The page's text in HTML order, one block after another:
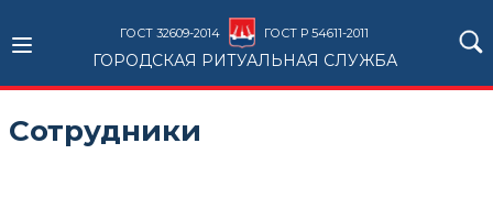
ГОСТ 32609-2014 ГОСТ Р 54611-2011
ГОРОДСКАЯ РИТУАЛЬНАЯ СЛУЖБА
Сотрудники